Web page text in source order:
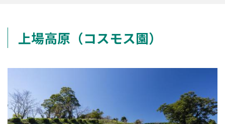
上場高原（コスモス園）